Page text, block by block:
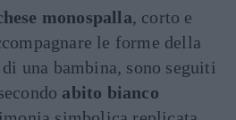
monospalla, corto e
le forme della
una bambina, sono seguiti
abito bianco